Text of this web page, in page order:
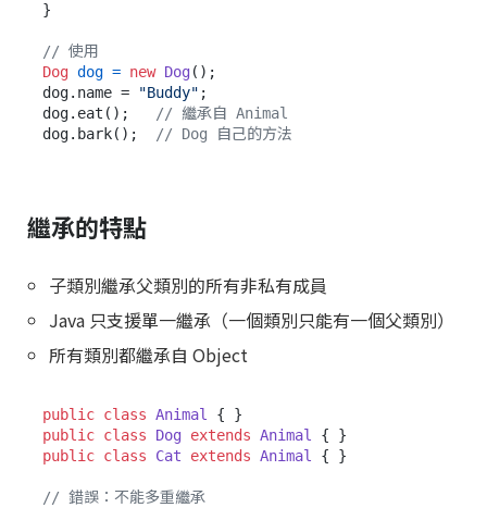
}
// 使用
Dog dog = new Dog();
dog.name =
"Buddy" ;
dog.eat();
// 繼承自 Animal
dog.bark();
// Dog 自己的方法
繼承的特點
子類別繼承父類別的所有非私有成員
Java 只支援單一繼承（一個類別只能有一個父類別）
所有類別都繼承自 Object
public class Animal
public class Dog extends Animal
public class Cat extends Animal { }
// 錯誤：不能多重繼承